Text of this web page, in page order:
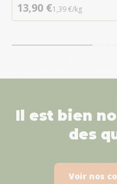
13,90 €1,39 €/kg
Il est bien
des
Voir nos